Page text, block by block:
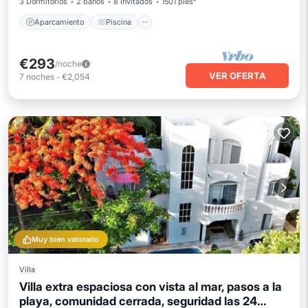
Aparcamiento Piscina
€293/noche
7 noches - €2,054 VER OFERTA
Muy bien valorado
Villa
Villa extra espaciosa con vista al mar, pasos a la
playa, comunidad cerrada, seguridad las 24